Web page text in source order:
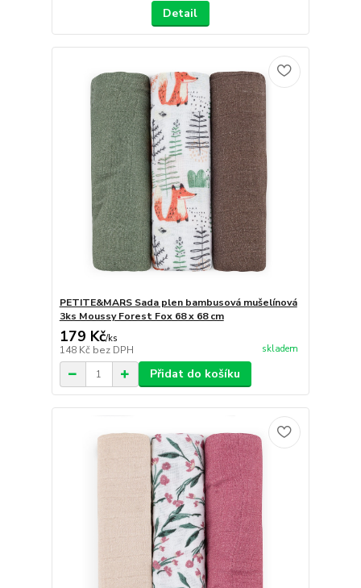
Detail
PETITE&MARS Sada plen bambusová mušelínová
3ks Moussy Forest Fox 68 x 68 cm
179 Kč/ks
148 Kč bez DPH skladem
Přidat do košíku